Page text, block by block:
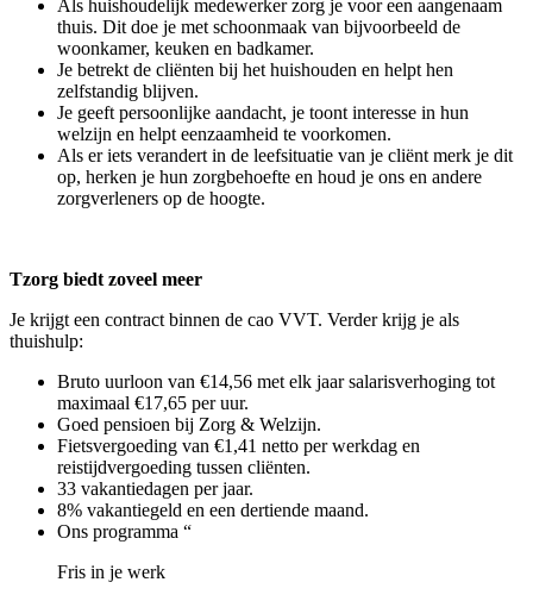
Als huishoudelijk medewerker zorg je voor een aangenaam
thuis. Dit doe je met schoonmaak van bijvoorbeeld de
woonkamer, keuken en badkamer.
Je betrekt de cliënten bij het huishouden en helpt hen
zelfstandig blijven.
Je geeft persoonlijke aandacht, je toont interesse in hun
welzijn en helpt eenzaamheid te voorkomen.
Als er iets verandert in de leefsituatie van je cliënt merk je dit
op, herken je hun zorgbehoefte en houd je ons en andere
zorgverleners op de hoogte.
Tzorg biedt zoveel meer
Je krijgt een contract binnen de cao VVT. Verder krijg je als
thuishulp:
Bruto uurloon van €14,56 met elk jaar salarisverhoging tot
maximaal €17,65 per uur.
Goed pensioen bij Zorg & Welzijn.
Fietsvergoeding van €1,41 netto per werkdag en
reistijdvergoeding tussen cliënten.
33 vakantiedagen per jaar.
8% vakantiegeld en een dertiende maand.
Ons programma “
Fris in je werk